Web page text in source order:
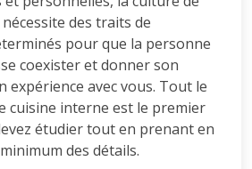
des traits de
pour que la personne
coexister et donner son
expérience avec vous. Tout le
cuisine interne est le premier
étudier tout en prenant en
des détails.